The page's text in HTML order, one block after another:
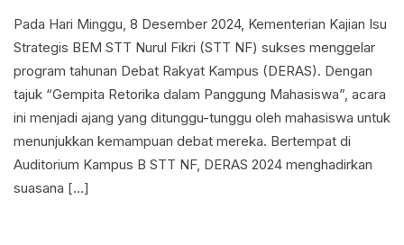
Pada Hari Minggu, 8 Desember 2024, Kementerian Kajian Isu
Strategis BEM STT Nurul Fikri (STT NF) sukses menggelar
program tahunan Debat Rakyat Kampus (DERAS). Dengan
tajuk “Gempita Retorika dalam Panggung Mahasiswa”, acara
ini menjadi ajang yang ditunggu-tunggu oleh mahasiswa untuk
menunjukkan kemampuan debat mereka. Bertempat di
Auditorium Kampus B STT NF, DERAS 2024 menghadirkan
suasana […]